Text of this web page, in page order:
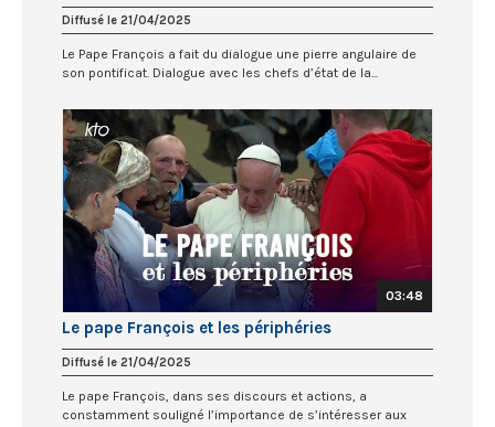
Diffusé le 21/04/2025
Le Pape François a fait du dialogue une pierre angulaire de
son pontificat. Dialogue avec les chefs d’état de la...
03:48
Le pape François et les périphéries
Diffusé le 21/04/2025
Le pape François, dans ses discours et actions, a
constamment souligné l’importance de s’intéresser aux